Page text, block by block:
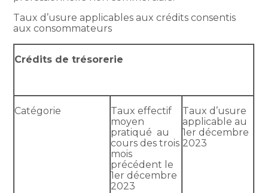
Taux d’usure applicables aux crédits consentis
aux consommateurs
Crédits de trésorerie
Catégorie
Taux effectif
moyen
pratiqué au
cours des trois
mois
précédent le
1er décembre
2023
Taux d’usure
applicable au
1er décembre
2023